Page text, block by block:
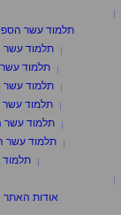
תלמוד עשר
תלמוד עשר
תלמוד
תלמוד עשר
תלמוד עשר
תלמוד עשר
תלמוד עשר
אודות האתר